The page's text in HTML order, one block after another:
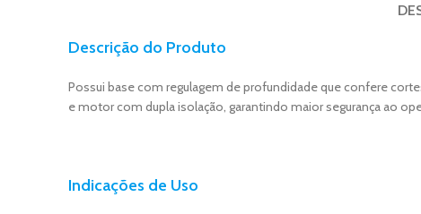
Descrição do Produto
Possui base com regulagem de profundidade que confere
e motor com dupla isolação, garantindo maior segurança ao
Indicações de Uso